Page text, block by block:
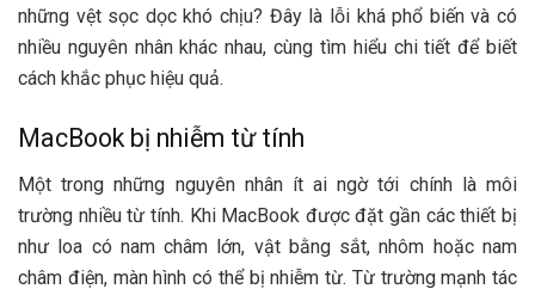
những vệt sọc dọc khó chịu? Đây là lỗi khá phổ biến và có
nhiều nguyên nhân khác nhau, cùng tìm hiểu chi tiết để biết
cách khắc phục hiệu quả.
MacBook bị nhiễm từ tính
Một trong những nguyên nhân ít ai ngờ tới chính là môi
trường nhiều từ tính. Khi MacBook được đặt gần các thiết bị
như loa có nam châm lớn, vật bằng sắt, nhôm hoặc nam
châm điện, màn hình có thể bị nhiễm từ. Từ trường mạnh tác